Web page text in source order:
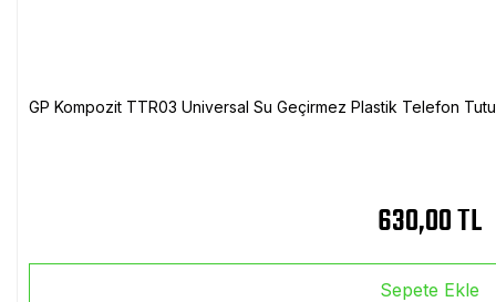
GP Kompozit TTR03 Universal Su Geçirmez Plastik Telefon
630,00 TL
Sepete Ekle